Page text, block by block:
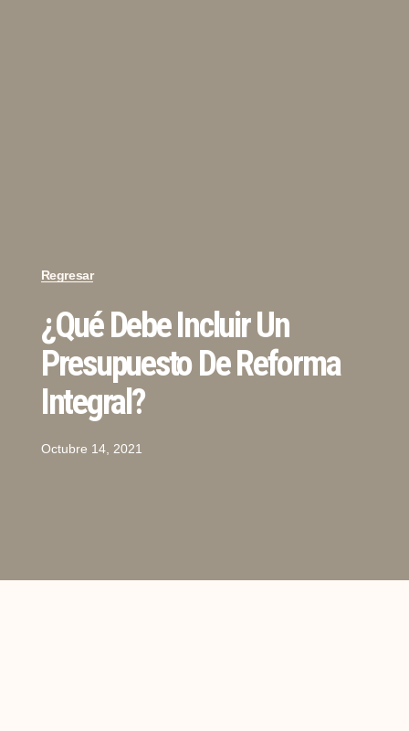
Regresar
¿Qué Debe Incluir Un
Presupuesto De Reforma
Integral?
Octubre 14, 2021